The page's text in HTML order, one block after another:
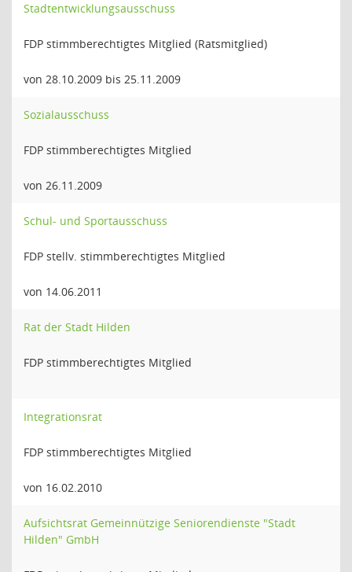
Stadtentwicklungsausschuss
FDP stimmberechtigtes Mitglied (Ratsmitglied)
von 28.10.2009 bis 25.11.2009
Sozialausschuss
FDP stimmberechtigtes Mitglied
von 26.11.2009
Schul- und Sportausschuss
FDP stellv. stimmberechtigtes Mitglied
von 14.06.2011
Rat der Stadt Hilden
FDP stimmberechtigtes Mitglied
Integrationsrat
FDP stimmberechtigtes Mitglied
von 16.02.2010
Aufsichtsrat Gemeinnützige Seniorendienste "Stadt
Hilden" GmbH